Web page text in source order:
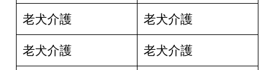
老犬介護 老犬介護
老犬介護 老犬介護